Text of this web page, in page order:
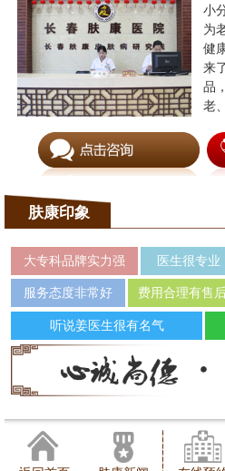
小
为
健
来
品
老
肤康印象
大专科品牌实力强 医生很专业
服务态度非常好 费用合理有售
听说姜医生很有名气